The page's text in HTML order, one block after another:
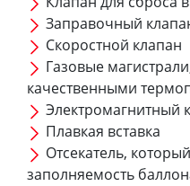
Заправочный
Скоростной клапан
Газовые
качественными
Электромагнитный
Плавкая вставка
Отсекатель,
заполняемость